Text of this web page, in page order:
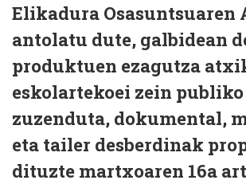
Elikadura Osasuntsuaren
antolatu dute, galbidean
produktuen ezagutza
eskolartekoei zein
zuzenduta, dokumental,
eta tailer desberdinak
dituzte martxoaren 16a